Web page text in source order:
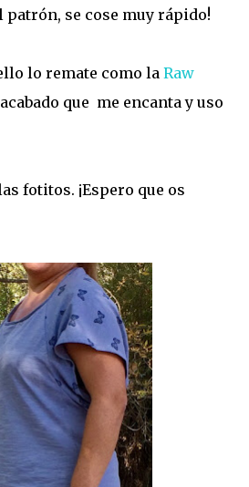
patrón, se cose muy rápido!
lo remate como la Raw
que me encanta y uso
fotitos. ¡Espero que os